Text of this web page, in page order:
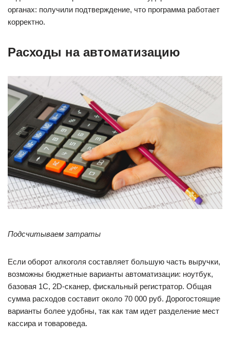
органах: получили подтверждение, что программа работает
корректно.
Расходы на автоматизацию
Подсчитываем затраты
Если оборот алкоголя составляет большую часть выручки,
возможны бюджетные варианты автоматизации: ноутбук,
базовая 1С, 2D-сканер, фискальный регистратор. Общая
сумма расходов составит около 70 000 руб. Дорогостоящие
варианты более удобны, так как там идет разделение мест
кассира и товароведа.